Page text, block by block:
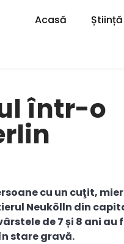
Acasă Știință
într-o
cu un cuţit,
Neukölln din
de 7 și 8 ani au
stare gravă.